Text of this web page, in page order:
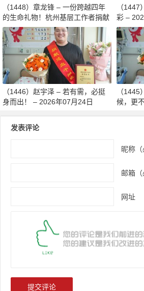
（1448）章龙锋 – 一份跨越四年
的生命礼物！杭州基层工作者捐献
造血干细胞传递希望 – 2026年07
月27日
（
彩 –
（1446）赵宇泽 – 若有需，必挺
身而出！ – 2026年07月24日
（
候，更
发表评论
昵称（
邮箱（
网址